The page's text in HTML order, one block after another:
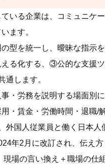
いる企業は、コミュニケ
ます。
型を統一し、曖昧な指示
る化する、③公的な支援
します。
・労務を説明する場面別
・賃金・労働時間・退職/
外国人従業員と働く日本
年2月に改訂され、伝え
現場の言い換え＋職場の仕